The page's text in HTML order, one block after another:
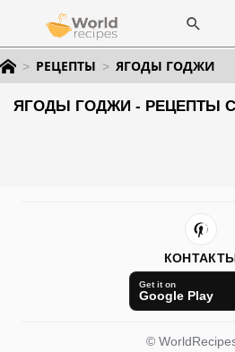
РЕЦЕПТЫ ЯГОДЫ ГОДЖИ
ЯГОДЫ ГОДЖИ - РЕЦЕПТЫ
Get it on
Google Play
©